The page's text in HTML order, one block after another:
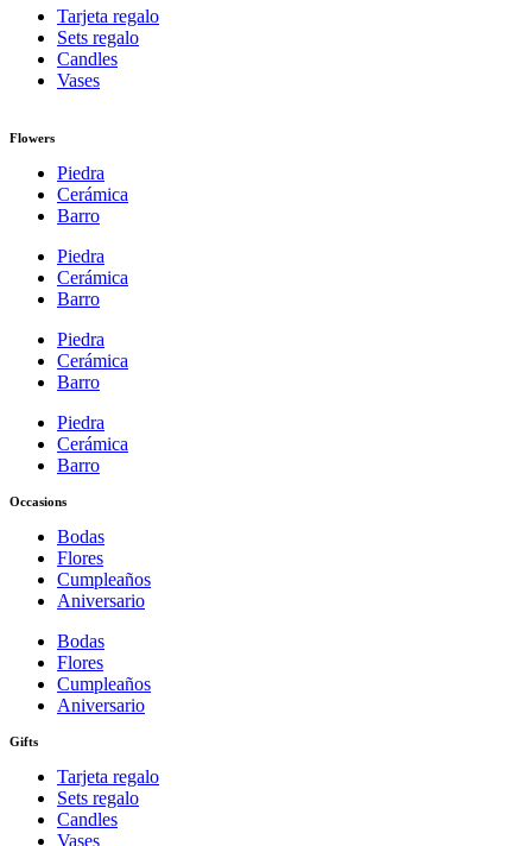
Tarjeta regalo
Sets regalo
Candles
Vases
Flowers
Piedra
Cerámica
Barro
Piedra
Cerámica
Barro
Piedra
Cerámica
Barro
Piedra
Cerámica
Barro
Occasions
Bodas
Flores
Cumpleaños
Aniversario
Bodas
Flores
Cumpleaños
Aniversario
Gifts
Tarjeta regalo
Sets regalo
Candles
Vases